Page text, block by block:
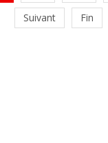
Suivant
Fin